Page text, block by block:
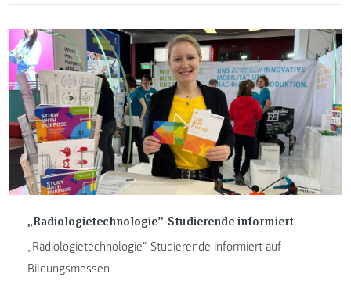
„Radiologietechnologie”-Studierende informiert
„Radiologietechnologie"-Studierende informiert auf
Bildungsmessen